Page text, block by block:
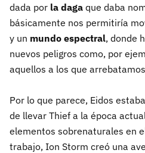
dada por la daga que daba
básicamente nos permitiría
y un mundo espectral, donde
nuevos peligros como, por
aquellos a los que
Por lo que parece, Eidos
de llevar Thief a la época
elementos sobrenaturales en
trabajo, Ion Storm creó una